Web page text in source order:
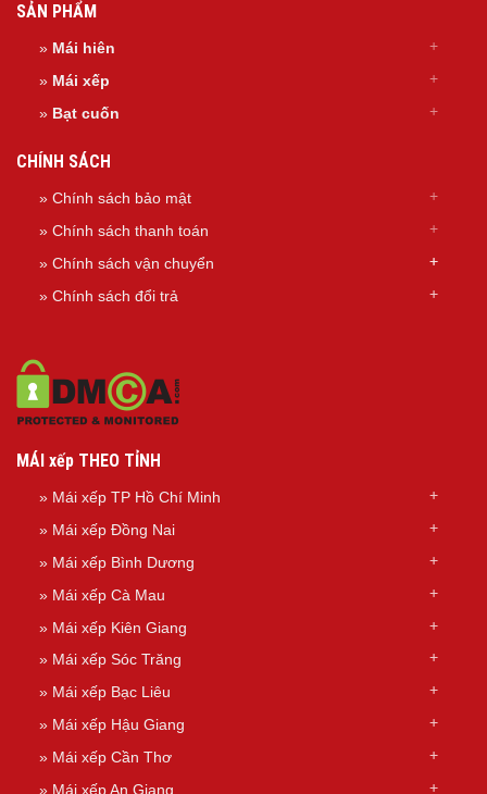
SẢN PHẨM
» Mái hiên
» Mái xếp
» Bạt cuốn
CHÍNH SÁCH
» Chính sách bảo mật
» Chính sách thanh toán
» Chính sách vận chuyển
» Chính sách đổi trả
MÁI xếp THEO TỈNH
» Mái xếp TP Hồ Chí Minh
» Mái xếp Đồng Nai
» Mái xếp Bình Dương
» Mái xếp Cà Mau
» Mái xếp Kiên Giang
» Mái xếp Sóc Trăng
» Mái xếp Bạc Liêu
» Mái xếp Hậu Giang
» Mái xếp Cần Thơ
» Mái xếp An Giang